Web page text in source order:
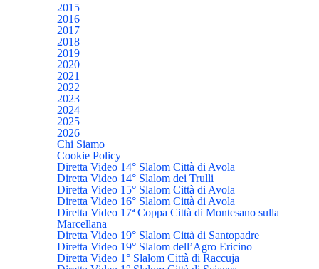
2015
2016
2017
2018
2019
2020
2021
2022
2023
2024
2025
2026
Chi Siamo
Cookie Policy
Diretta Video 14° Slalom Città di Avola
Diretta Video 14° Slalom dei Trulli
Diretta Video 15° Slalom Città di Avola
Diretta Video 16° Slalom Città di Avola
Diretta Video 17ª Coppa Città di Montesano sulla
Marcellana
Diretta Video 19° Slalom Città di Santopadre
Diretta Video 19° Slalom dell’Agro Ericino
Diretta Video 1° Slalom Città di Raccuja